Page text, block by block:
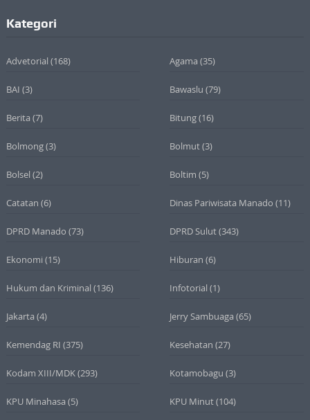
Kategori
Advetorial (168) Agama (35)
BAI (3) Bawaslu (79)
Berita (7) Bitung(16)
Bolmong(3) Bolmut(3)
Bolsel (2) Boltim (5)
Catatan (6) Dinas Pariwisata Manado (11)
DPRD Manado (73) DPRD Sulut(343)
Ekonomi (15) Hiburan (6)
Hukum dan Kriminal (136) Infotorial (1)
Jakarta (4) Jerry Sambuaga (65)
Kemendag RI (375) Kesehatan (27)
Kodam XIII/MDK(293) Kotamobagu (3)
KPU Minahasa (5) KPU Minut(104)